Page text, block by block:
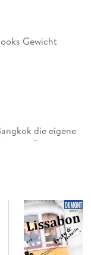
Gewicht
die eigene
auf
von Roland
Bangkoker
und die
Platz der Könige